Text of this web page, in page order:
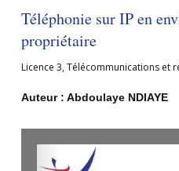
Téléphonie sur IP en
propriétaire
Licence 3,Télécommunications et
Auteur : Abdoulaye NDIAYE